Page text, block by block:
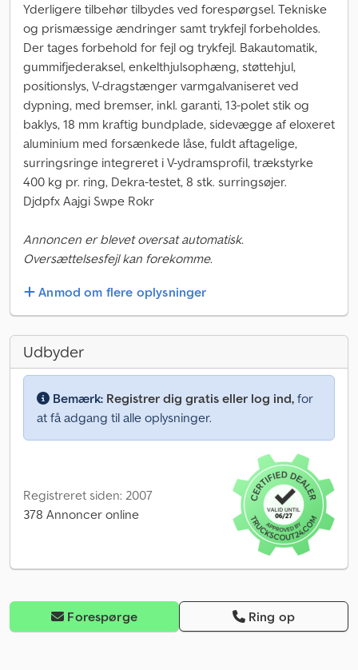
Yderligere tilbehør tilbydes ved forespørgsel. Tekniske
og prismæssige ændringer samt trykfejl forbeholdes.
Der tages forbehold for fejl og trykfejl. Bakautomatik,
gummifjederaksel, enkelthjulsophæng, støttehjul,
positionslys, V-dragstænger varmgalvaniseret ved
dypning, med bremser, inkl. garanti, 13-polet stik og
baklys, 18 mm kraftig bundplade, sidevægge af eloxeret
aluminium med forsænkede låse, fuldt aftagelige,
surringsringe integreret i V-ydramsprofil, trækstyrke
400 kg pr. ring, Dekra-testet, 8 stk. surringsøjer.
Djdpfx Aajgi Swpe Rokr
Annoncen er blevet oversat automatisk.
Oversættelsesfejl kan forekomme.
Anmod om flere oplysninger
Udbyder
Bemærk: Registrer dig gratis eller log ind, for
at få adgang til alle oplysninger.
Registreret siden: 2007
378 Annoncer online
Forespørge Ring op